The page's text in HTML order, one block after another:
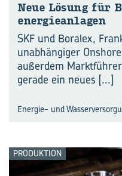
Neue Lö­sung für
ener­gie­an­la­gen
SKF und Boralex,
unabhängiger
außerdem
gerade ein neues [...]
Energie- und
PRODUKTION